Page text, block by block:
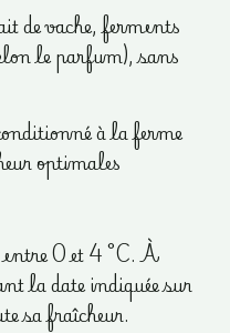
de vache, ferments
le parfum), sans
à la ferme
optimales
0 et 4 °C. À
la date indiquée sur
sa fraîcheur.